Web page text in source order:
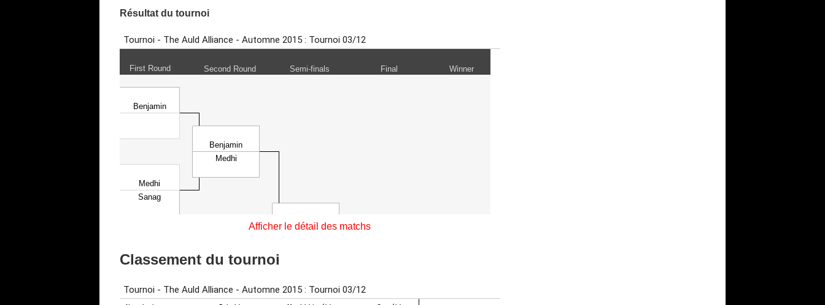
Résultat du tournoi
Afficher le détail des matchs
Classement du tournoi